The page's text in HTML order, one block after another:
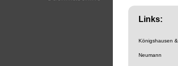
Links:
Königshausen &
Neumann